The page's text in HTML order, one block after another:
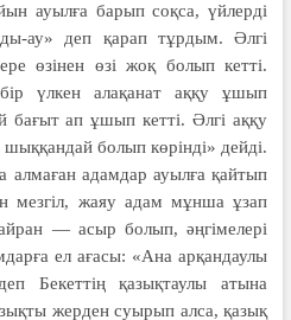
ауылға барып соқса, үйлерді
ау» деп қарап тұрдым. Әлгі
өзінен өзі жоқ болып кетті.
үлкен алақанат аққу ұшып
бағыт ап ұшып кетті. Әлгі аққу
болып көрінді» дейді.
алмаған адамдар ауылға қайтып
мезгіл, жаяу адам мұнша ұзап
— асыр болып, әңгімелері
ел ағасы: «Ана арқандаулы
Бекеттің қазықтаулы атына
жерден суырып алса, қазық